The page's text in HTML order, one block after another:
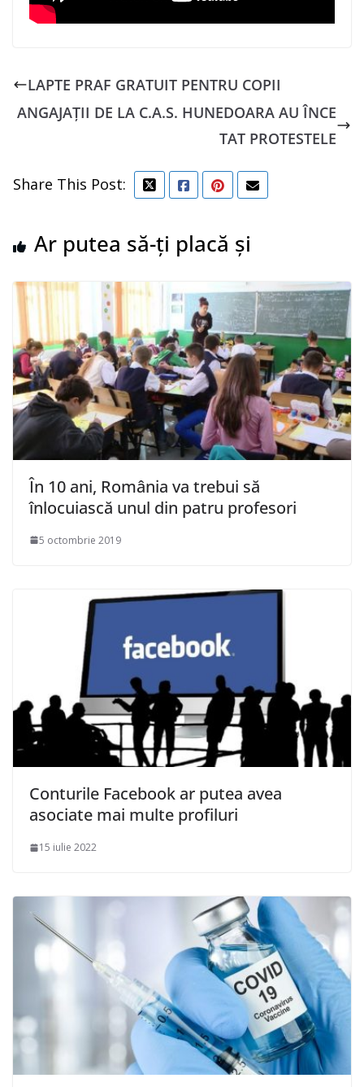
LAPTE PRAF GRATUIT PENTRU COPII
ANGAJAȚII DE LA C.A.S. HUNEDOARA AU ÎNCE
TAT PROTESTELE
Share This Post:
Ar putea să-ți placă și
În 10 ani, România va trebui să
înlocuiască unul din patru profesori
5 octombrie 2019
Conturile Facebook ar putea avea
asociate mai multe profiluri
15 iulie 2022